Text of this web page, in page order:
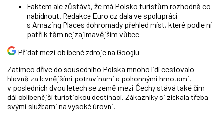
Faktem ale zůstává, že má Polsko turistům rozhodně co
nabídnout. Redakce Euro.cz dala ve spolupráci
s Amazing Places dohromady přehled míst, které podle ní
patří k těm nejzajímavějším vůbec
Přidat mezi oblíbené zdroje na Googlu
Zatímco dříve do sousedního Polska mnoho lidí cestovalo
hlavně za levnějšími potravinami a pohonnými hmotami,
v posledních dvou letech se země mezi Čechy stává také čím
dál oblíbenější turistickou destinací. Zákazníky si získala třeba
svými službami na vysoké úrovni.